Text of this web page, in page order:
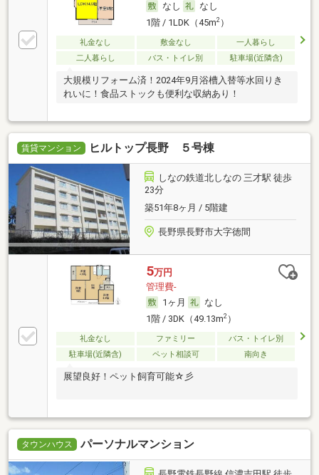
なし
なし
1階 / 1LDK（45m2）
礼金なし 敷金なし
一人暮らし
二人暮らし
バス・トイレ別 駐車場(近隣含)
大規模リフォーム済！2024年9月浴槽入替等水回りき
れいに！食品ストックも便利な収納あり！
賃貸マンション ヒルトップ長野 ５号棟
しなの鉄道北しなの 三才駅 徒歩
23分
築51年8ヶ月 / 5階建
長野県長野市大字徳間
5万円
管理費-
1ヶ月
なし
1階 / 3DK（49.13m2）
礼金なし ファミリー
バス・トイレ別
駐車場(近隣含)
ペット相談可 南向き
展望良好！ペット飼育可能☆彡
タウンハウス パーソナルマンション